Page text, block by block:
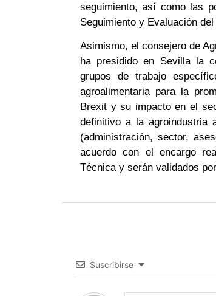
seguimiento, así como las
Seguimiento y Evaluación del
Asimismo, el consejero de
ha presidido en Sevilla la
grupos de trabajo
agroalimentaria para la
Brexit y su impacto en el
definitivo a la agroindustria
(administración, sector,
acuerdo con el encargo
Técnica y serán validados
Suscribirse